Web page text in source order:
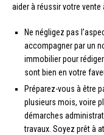
aider à réussir votre
Ne négligez pas
accompagner par un
immobilier pour
sont bien en votre
Préparez-vous à être
plusieurs mois, voire
démarches
travaux. Soyez prêt à